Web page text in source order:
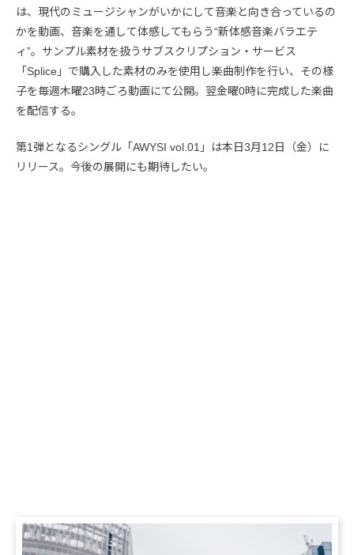
は、現代のミュージシャンがいかにして音楽と向き合っているの
かを動画、音楽を通して体感してもらう“新体感音楽バラエテ
ィ”。サンプル素材を扱うサブスクリプション・サービス
「Splice」で購入した素材のみを使用し楽曲制作を行い、その様
子を毎週木曜23時ごろ動画にて公開。翌金曜0時に完成した楽曲
を配信する。
第1弾となるシングル「AWYSI vol.01」は本日3月12日（金）に
リリース。今後の展開にも期待したい。